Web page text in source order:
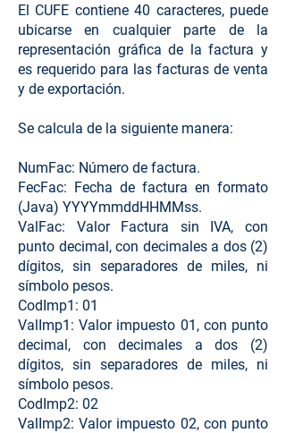
El CUFE contiene 40 caracteres, puede
ubicarse en cualquier parte de la
representación gráfica de la factura y
es requerido para las facturas de venta
y de exportación.
Se calcula de la siguiente manera:
NumFac: Número de factura.
FecFac: Fecha de factura en formato
(Java) YYYYmmddHHMMss.
ValFac: Valor Factura sin IVA, con
punto decimal, con decimales a dos (2)
dígitos, sin separadores de miles, ni
símbolo pesos.
CodImp1: 01
ValImp1: Valor impuesto 01, con punto
decimal, con decimales a dos (2)
dígitos, sin separadores de miles, ni
símbolo pesos.
CodImp2: 02
ValImp2: Valor impuesto 02, con punto